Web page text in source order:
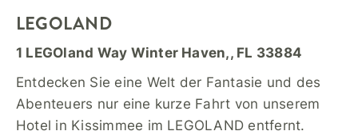
LEGOLAND
1 LEGOland Way Winter Haven,, FL 33884
Entdecken Sie eine Welt der Fantasie und des
Abenteuers nur eine kurze Fahrt von unserem
Hotel in Kissimmee im LEGOLAND entfernt.